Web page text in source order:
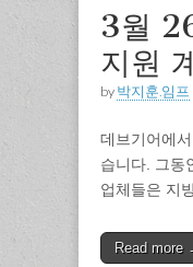
3월
지원
by 박지훈.임프
데브기어에
습니다. 그동
업체들은 지
Read more